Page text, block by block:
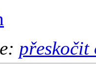
přeskočit